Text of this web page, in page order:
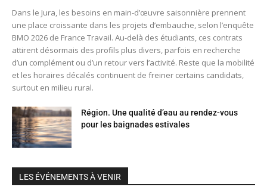
Dans le Jura, les besoins en main-d’œuvre saisonnière prennent
une place croissante dans les projets d’embauche, selon l’enquête
BMO 2026 de France Travail. Au-delà des étudiants, ces contrats
attirent désormais des profils plus divers, parfois en recherche
d’un complément ou d’un retour vers l’activité. Reste que la mobilité
et les horaires décalés continuent de freiner certains candidats,
surtout en milieu rural.
Région. Une qualité d’eau au rendez-vous
pour les baignades estivales
LES ÉVÉNEMENTS À VENIR